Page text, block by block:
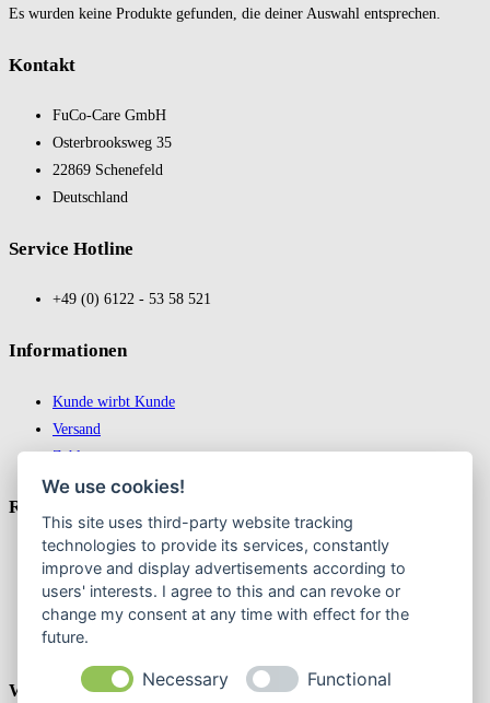
Es wurden keine Produkte gefunden, die deiner Auswahl entsprechen.
Kontakt
FuCo-Care GmbH
Oster­brooks­weg 35
22869 Schene­feld
Deutsch­land
Service Hotline
+49 (0) 6122 - 53 58 521
In­for­ma­tio­nen
Kunde wirbt Kunde
Versand
Zahlungsarten
Recht­liches
Impressum
Datenschutz
AGB
Widerrufsbelehrung & Widerruf erklären
Weekly Newslatter
We use cookies!
This site uses third-party website tracking
technologies to provide its services, constantly
improve and display advertisements according to
users' interests. I agree to this and can revoke or
change my consent at any time with effect for the
future.
Necessary Functional